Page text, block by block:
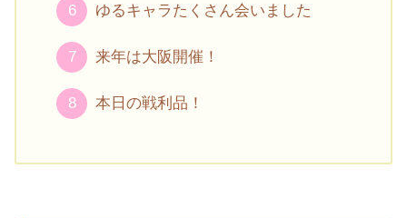
ゆるキャラたくさん会いました
来年は大阪開催！
本日の戦利品！